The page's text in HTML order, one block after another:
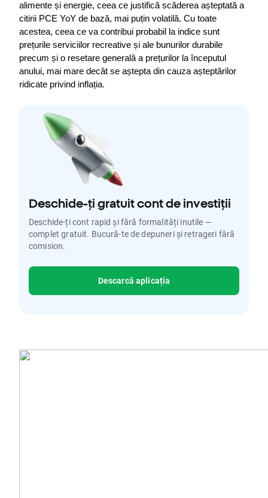
alimente și energie, ceea ce justifică scăderea așteptată a
citirii PCE YoY de bază, mai puțin volatilă. Cu toate
acestea, ceea ce va contribui probabil la indice sunt
prețurile serviciilor recreative și ale bunurilor durabile
precum și o resetare generală a prețurilor la începutul
anului, mai mare decât se aștepta din cauza așteptărilor
ridicate privind inflația.
Deschide-ți gratuit cont de investiții
Deschide-ți cont rapid și fără formalități inutile —
complet gratuit. Bucură-te de depuneri și retrageri fără
comision.
Descarcă aplicația